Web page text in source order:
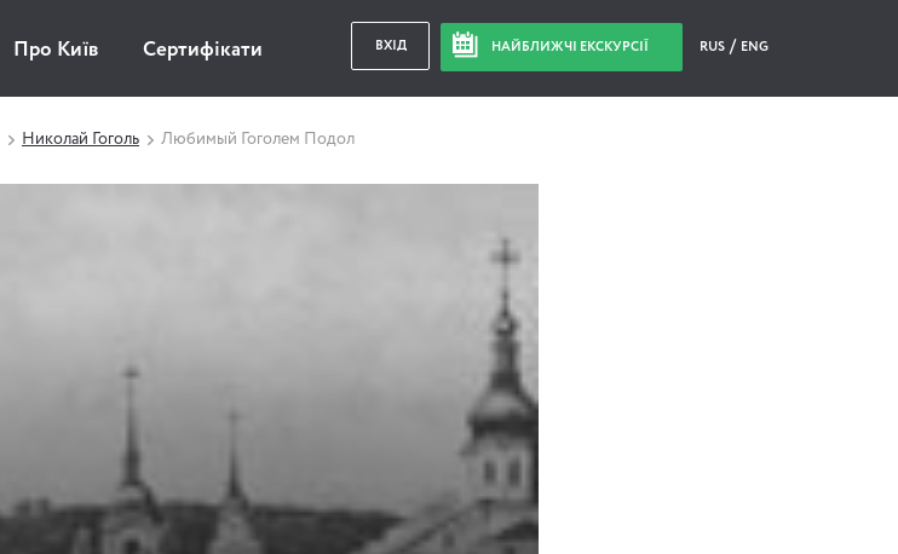
Про Київ Сертифікати ВХІД НАЙБЛИЖЧІ ЕКСКУРСІЇ RUS ENG
Николай Гоголь Любимый Гоголем Подол